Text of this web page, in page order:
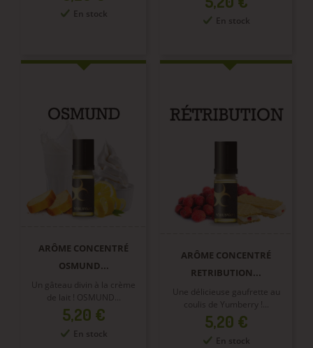
En stock
En stock
ARÔME CONCENTRÉ
OSMUND...
Un gâteau divin à la crème
de lait ! OSMUND...
Prix
5,20 €
En stock
ARÔME CONCENTRÉ
RETRIBUTION...
Une délicieuse gaufrette au
coulis de Yumberry !...
Prix
5,20 €
En stock